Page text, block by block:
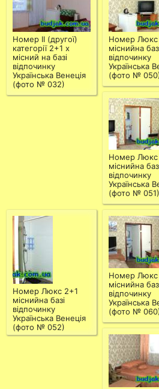
Номер ІІ (другої)
категорії 2+1 х
місний на базі
відпочинку
Українська Венеція
(фото № 032)
Номер Люкс
міснийна
відпочинку
Українська
(фото №
Номер Люкс
міснийна
відпочинку
Українська
(фото № 051)
Номер Люкс 2+1
міснийна базі
відпочинку
Українська Венеція
(фото № 052)
Номер Люкс
міснийна
відпочинку
Українська
(фото №